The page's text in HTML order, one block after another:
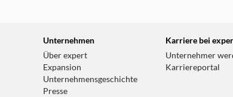
Unternehmen
Über expert
Expansion
Unternehmensgeschichte
Presse
Karriere bei
Unternehmer
Karriereportal